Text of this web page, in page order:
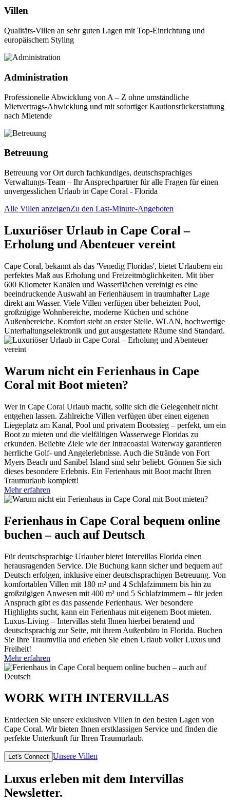
Villen
Qualitäts-Villen an sehr guten Lagen mit Top-Einrichtung und
europäischem Styling
Administration
Professionelle Abwicklung von A – Z ohne umständliche
Mietvertrags-Abwicklung und mit sofortiger Kautionsrückerstattung
nach Mietende
Betreuung
Betreuung vor Ort durch fachkundiges, deutschsprachiges
Verwaltungs-Team – Ihr Ansprechpartner für alle Fragen für einen
unvergesslichen Urlaub in Cape Coral - Florida
Alle Villen anzeigenZu den Last-Minute-Angeboten
Luxuriöser Urlaub in Cape Coral –
Erholung und Abenteuer vereint
Cape Coral, bekannt als das 'Venedig Floridas', bietet Urlaubern ein
perfektes Maß aus Erholung und Freizeitmöglichkeiten. Mit über
600 Kilometer Kanälen und Wasserflächen vereinigt es eine
beeindruckende Auswahl an Ferienhäusern in traumhafter Lage
direkt am Wasser. Viele Villen verfügen über beheizten Pool,
großzügige Wohnbereiche, moderne Küchen und schöne
Außenbereiche. Komfort steht an erster Stelle. WLAN, hochwertige
Unterhaltungselektronik und gut ausgestattete Räume sind Standard.
Warum nicht ein Ferienhaus in Cape
Coral mit Boot mieten?
Wer in Cape Coral Urlaub macht, sollte sich die Gelegenheit nicht
entgehen lassen. Zahlreiche Villen verfügen über einen eigenen
Liegeplatz am Kanal, Pool und privatem Bootssteg – perfekt, um ein
Boot zu mieten und die vielfältigen Wasserwege Floridas zu
erkunden. Beliebte Ziele wie der Intracoastal Waterway garantieren
herrliche Golf- und Angelerlebnisse. Auch die Strände von Fort
Myers Beach und Sanibel Island sind sehr beliebt. Gönnen Sie sich
dieses besondere Erlebnis. Ein Ferienhaus mit Boot macht Ihren
Traumurlaub komplett!
Mehr erfahren
Ferienhaus in Cape Coral bequem online
buchen – auch auf Deutsch
Für deutschsprachige Urlauber bietet Intervillas Florida einen
herausragenden Service. Die Buchung kann sicher und bequem auf
Deutsch erfolgen, inklusive einer deutschsprachigen Betreuung. Von
komfortablen Villen mit 180 m² und 4 Schlafzimmern bis hin zu
großzügigen Anwesen mit 400 m² und 5 Schlafzimmern – für jeden
Anspruch gibt es das passende Ferienhaus. Wer besondere
Highlights sucht, kann ein Ferienhaus mit eigenem Boot mieten.
Luxus-Living – Intervillas steht Ihnen hierbei beratend und
deutschsprachig zur Seite, mit ihrem Außenbüro in Florida. Buchen
Sie Ihre Traumvilla und erleben Sie einen Urlaub voller Luxus und
Freiheit!
Mehr erfahren
WORK WITH INTERVILLAS
Entdecken Sie unsere exklusiven Villen in den besten Lagen von
Cape Coral. Wir bieten Ihnen erstklassigen Service und finden die
perfekte Unterkunft für Ihren Traumurlaub.
Let's Connect Unsere Villen
Luxus erleben mit dem Intervillas
Newsletter.